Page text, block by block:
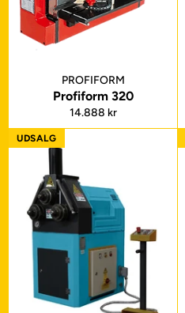
PROFIFORM
Profiform 320
Normalpris
14.888 kr
UDSALG